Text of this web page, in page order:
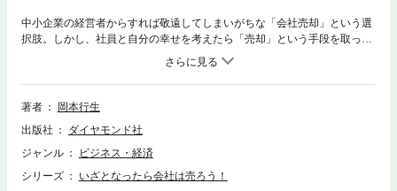
中小企業の経営者からすれば敬遠してしまいがちな「会社売却」という選
択肢。しかし、社員と自分の幸せを考えたら「売却」という手段を取った
ほうがいい場合は少なくない。しかも、会社を売却しても社長として残る
方法もある。いざというときのために経営者なら知っておきたい「会社売
却」の基礎知識とその活用法を解説する。
著者
岡本行生
出版社
ダイヤモンド社
ジャンル
ビジネス・経済
シリーズ
いざとなったら会社は売ろう！